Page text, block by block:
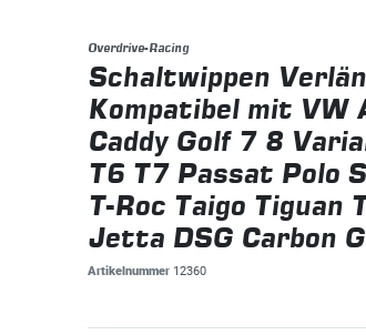
Overdrive-Racing
Schaltwippen
Kompatibel mit VW
Caddy Golf 7 8
T6 T7 Passat Polo
T-Roc Taigo Tiguan
Jetta DSG Carbon
Artikelnummer 12360